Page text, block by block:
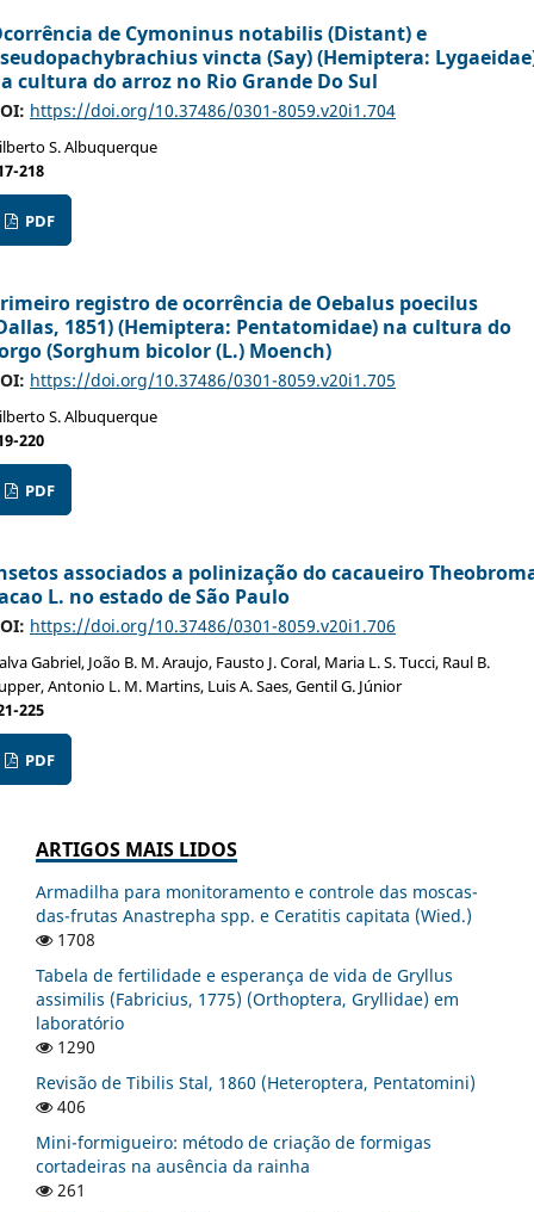
de Cymoninus notabilis (Distant) e
vincta (Say) (Hemiptera:
cultura do arroz no Rio Grande Do Sul
https://doi.org/10.37486/0301-8059.v20i1.704
S. Albuquerque
218
PDF
registro de ocorrência de Oebalus poecilus
1851) (Hemiptera: Pentatomidae) na cultura do
(Sorghum bicolor (L.) Moench)
https://doi.org/10.37486/0301-8059.v20i1.705
S. Albuquerque
220
PDF
associados a polinização do cacaueiro
L. no estado de São Paulo
https://doi.org/10.37486/0301-8059.v20i1.706
Gabriel, João B. M. Araujo, Fausto J. Coral, Maria L. S. Tucci, Raul B.
Antonio L. M. Martins, Luis A. Saes, Gentil G. Júnior
225
PDF
ARTIGOS MAIS LIDOS
Armadilha para monitoramento e controle das moscas-
das-frutas Anastrepha spp. e Ceratitis capitata (Wied.)
1708
Tabela de fertilidade e esperança de vida de Gryllus
assimilis (Fabricius, 1775) (Orthoptera, Gryllidae) em
laboratório
1290
Revisão de Tibilis Stal, 1860 (Heteroptera, Pentatomini)
406
Mini-formigueiro: método de criação de formigas
cortadeiras na ausência da rainha
261